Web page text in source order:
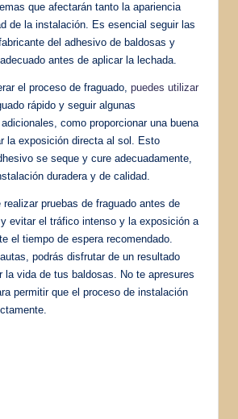
que afectarán tanto la apariencia
de la instalación. Es esencial seguir las
del adhesivo de baldosas y
antes de aplicar la lechada.
el proceso de fraguado, puedes utilizar
rápido y seguir algunas
como proporcionar una buena
la exposición directa al sol. Esto
se seque y cure adecuadamente,
duradera y de calidad.
realizar pruebas de fraguado antes de
evitar el tráfico intenso y la exposición a
el tiempo de espera recomendado.
podrás disfrutar de un resultado
la vida de tus baldosas. No te apresures
permitir que el proceso de instalación